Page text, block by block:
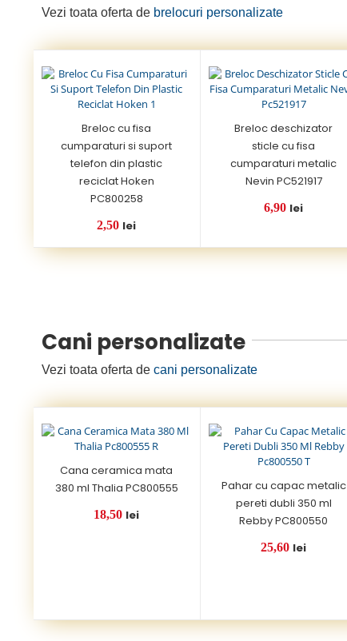
Vezi toata oferta de brelocuri personalizate
Breloc cu fisa
cumparaturi si suport
telefon din plastic
reciclat Hoken
PC800258
2,50 lei
Breloc deschizator
sticle cu fisa
cumparaturi metalic
Nevin PC521917
6,90 lei
Cani personalizate
Vezi toata oferta de cani personalizate
Cana ceramica mata
380 ml Thalia PC800555
18,50 lei
Pahar cu capac metalic
pereti dubli 350 ml
Rebby PC800550
25,60 lei